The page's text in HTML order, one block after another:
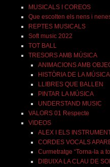
MUSICALS I COREOS
Que escolten els nens i
REPTES MUSICALS
Soft music 2022
TOT BALL
TRESORS AMB MÚSICA
ANIMACIONS AMB
HISTÒRIA DE LA
LLIBRES QUE BALLEN
PINTAR LA MÚSICA
UNDERSTAND MUSIC
VALORS 01 Respecte
VIDEOS
ALEX I ELS
CORDES VOCALS
Curmetratge “Torna-la a
DIBUIXA LA CLAU DE